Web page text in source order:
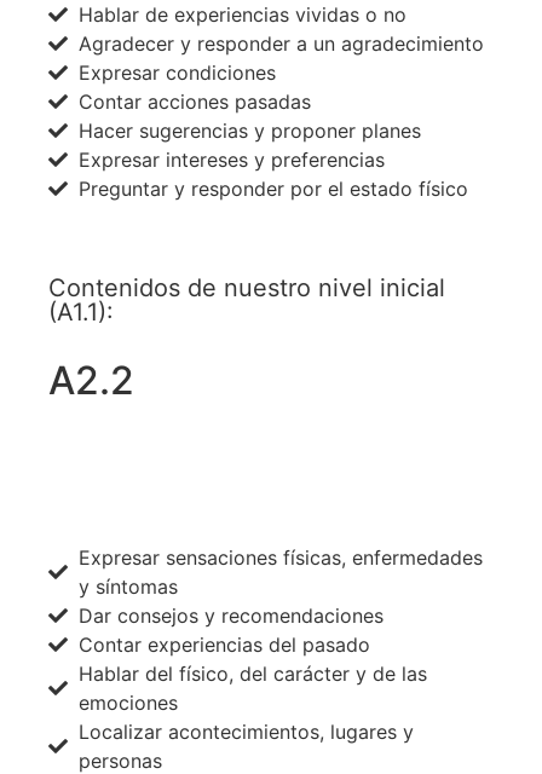
Hablar de experiencias vividas o no
Agradecer y responder a un agradecimiento
Expresar condiciones
Contar acciones pasadas
Hacer sugerencias y proponer planes
Expresar intereses y preferencias
Preguntar y responder por el estado físico
Contenidos de nuestro nivel inicial
(A1.1):
A2.2
Expresar sensaciones físicas, enfermedades
y síntomas
Dar consejos y recomendaciones
Contar experiencias del pasado
Hablar del físico, del carácter y de las
emociones
Localizar acontecimientos, lugares y
personas